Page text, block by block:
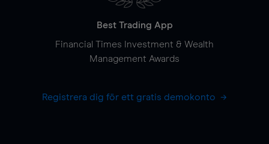
Best Trading App
Financial Times Investment & Wealth
Management Awards
Registrera dig för ett gratis demokonto